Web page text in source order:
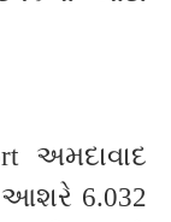
અમદાવાદ
આશરે 6.032